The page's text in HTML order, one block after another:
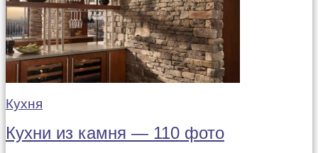
Кухня
Кухни из камня — 110 фото